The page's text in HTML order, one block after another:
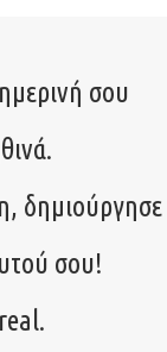
σου
δημιούργησε
σου!